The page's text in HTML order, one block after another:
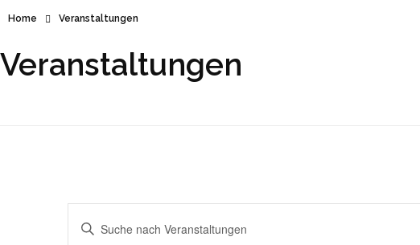
Home Veranstaltungen
Veranstaltungen
Veranstaltungen
Bitte